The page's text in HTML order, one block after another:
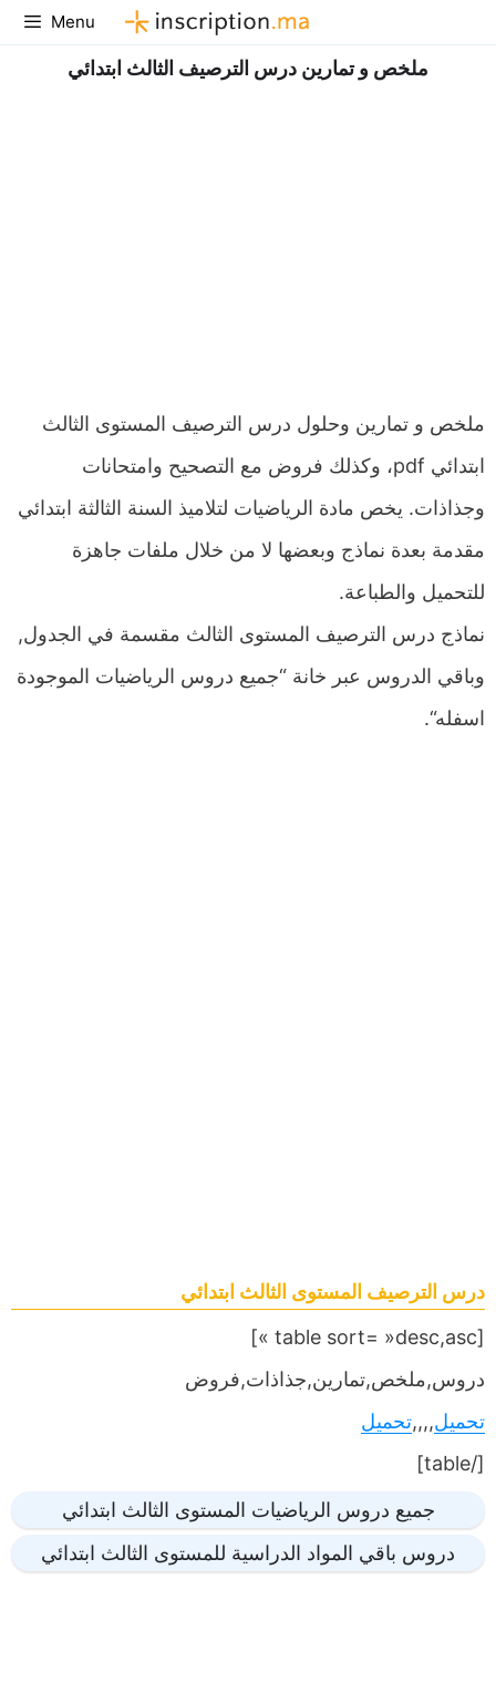
Aller
au
contenu
Menu
ملخص و تمارين درس الترصيف الثالث ابتدائي
ملخص و تمارين وحلول درس الترصيف المستوى الثالث
ابتدائي pdf، وكذلك فروض مع التصحيح وامتحانات
وجذاذات. يخص مادة الرياضيات لتلاميذ السنة الثالثة ابتدائي
مقدمة بعدة نماذج وبعضها لا من خلال ملفات جاهزة
للتحميل والطباعة.
نماذج درس الترصيف المستوى الثالث مقسمة في الجدول,
وباقي الدروس عبر خانة “جميع دروس الرياضيات الموجودة
اسفله“.
درس الترصيف المستوى الثالث ابتدائي
[table sort= »desc,asc »]
دروس,ملخص,تمارين,جذاذات,فروض
تحميل,,,,تحميل
[/table]
جميع دروس الرياضيات المستوى الثالث ابتدائي
دروس باقي المواد الدراسية للمستوى الثالث ابتدائي